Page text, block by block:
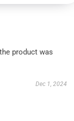
product was
Dec 1, 2024